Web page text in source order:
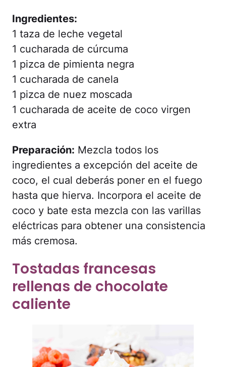
Ingredientes:
1 taza de leche vegetal
1 cucharada de cúrcuma
1 pizca de pimienta negra
1 cucharada de canela
1 pizca de nuez moscada
1 cucharada de aceite de coco virgen
extra
Preparación: Mezcla todos los
ingredientes a excepción del aceite de
coco, el cual deberás poner en el fuego
hasta que hierva. Incorpora el aceite de
coco y bate esta mezcla con las varillas
eléctricas para obtener una consistencia
más cremosa.
Tostadas francesas
rellenas de chocolate
caliente